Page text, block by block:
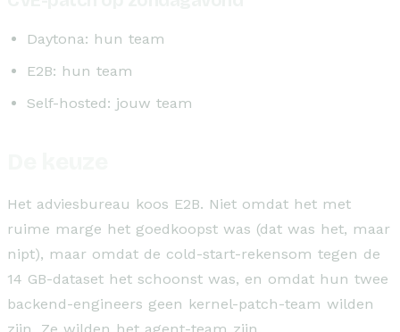
Daytona: hun team
E2B: hun team
Self-hosted: jouw team
Het adviesbureau koos E2B. Niet omdat het met
ruime marge het goedkoopst was (dat was het, maar
nipt), maar omdat de cold-start-rekensom tegen de
14 GB-dataset het schoonst was, en omdat hun twee
backend-engineers geen kernel-patch-team wilden